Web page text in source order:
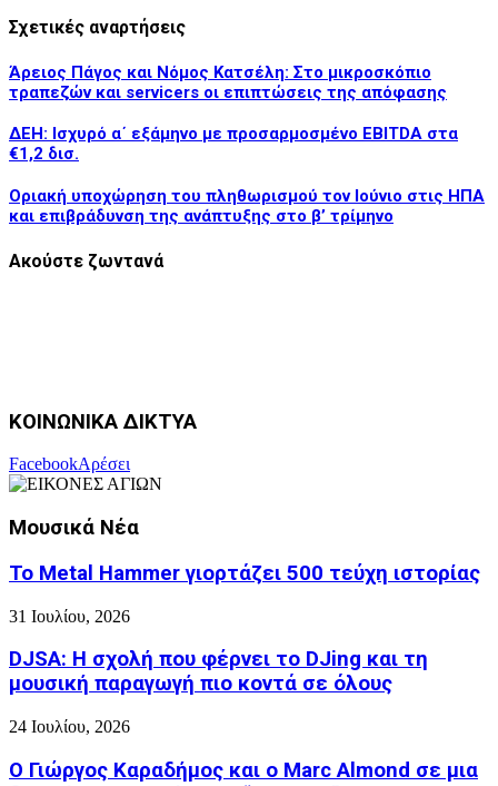
Σχετικές αναρτήσεις
Άρειος Πάγος και Νόμος Κατσέλη: Στο μικροσκόπιο
τραπεζών και servicers οι επιπτώσεις της απόφασης
ΔΕΗ: Ισχυρό α΄ εξάμηνο με προσαρμοσμένο EBITDA στα
€1,2 δισ.
Οριακή υποχώρηση του πληθωρισμού τον Ιούνιο στις ΗΠΑ
και επιβράδυνση της ανάπτυξης στο β’ τρίμηνο
Ακούστε ζωντανά
ΚΟΙΝΩΝΙΚΑ ΔΙΚΤΥΑ
FacebookΑρέσει
Μουσικά Νέα
Το Metal Hammer γιορτάζει 500 τεύχη ιστορίας
31 Ιουλίου, 2026
DJSA: Η σχολή που φέρνει το DJing και τη
μουσική παραγωγή πιο κοντά σε όλους
24 Ιουλίου, 2026
Ο Γιώργος Καραδήμος και ο Marc Almond σε μια